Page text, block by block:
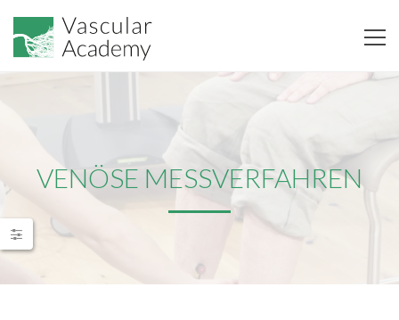
VENÖSE MESSVERFAHREN